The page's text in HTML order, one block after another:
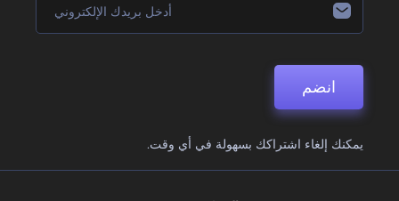
انضم
يمكنك إلغاء اشتراكك بسهولة في أي وقت.